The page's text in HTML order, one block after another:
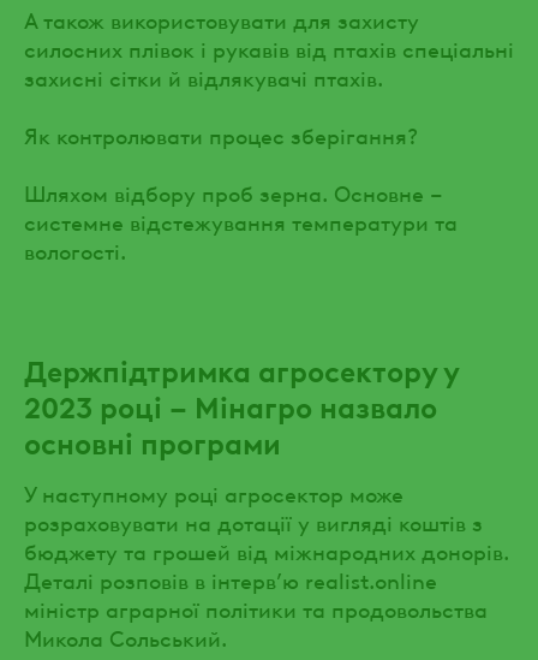
А також використовувати для захисту
силосних плівок і рукавів від птахів спеціальні
захисні сітки й відлякувачі птахів.
Як контролювати процес зберігання?
Шляхом відбору проб зерна. Основне –
системне відстежування температури та
вологості.
Держпідтримка агросектору у
2023 році – Мінагро назвало
основні програми
У наступному році агросектор може
розраховувати на дотації у вигляді коштів з
бюджету та грошей від міжнародних донорів.
Деталі розповів в інтерв’ю realist.online
міністр аграрної політики та продовольства
Микола Сольський.